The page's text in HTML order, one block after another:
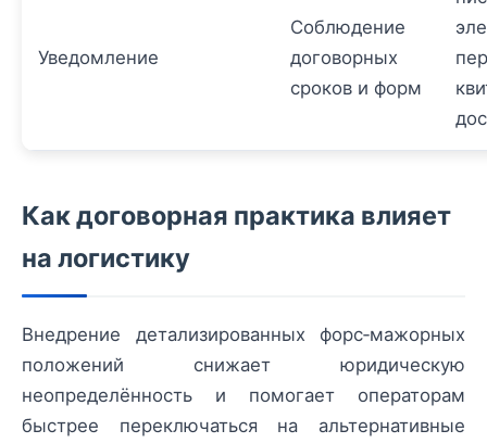
Уведомление
Соблюдение
договорных
сроков и форм
Как договорная практика влияет
на логистику
Внедрение детализированных форс‑мажорных
положений снижает юридическую
неопределённость и помогает операторам
быстрее переключаться на альтернативные